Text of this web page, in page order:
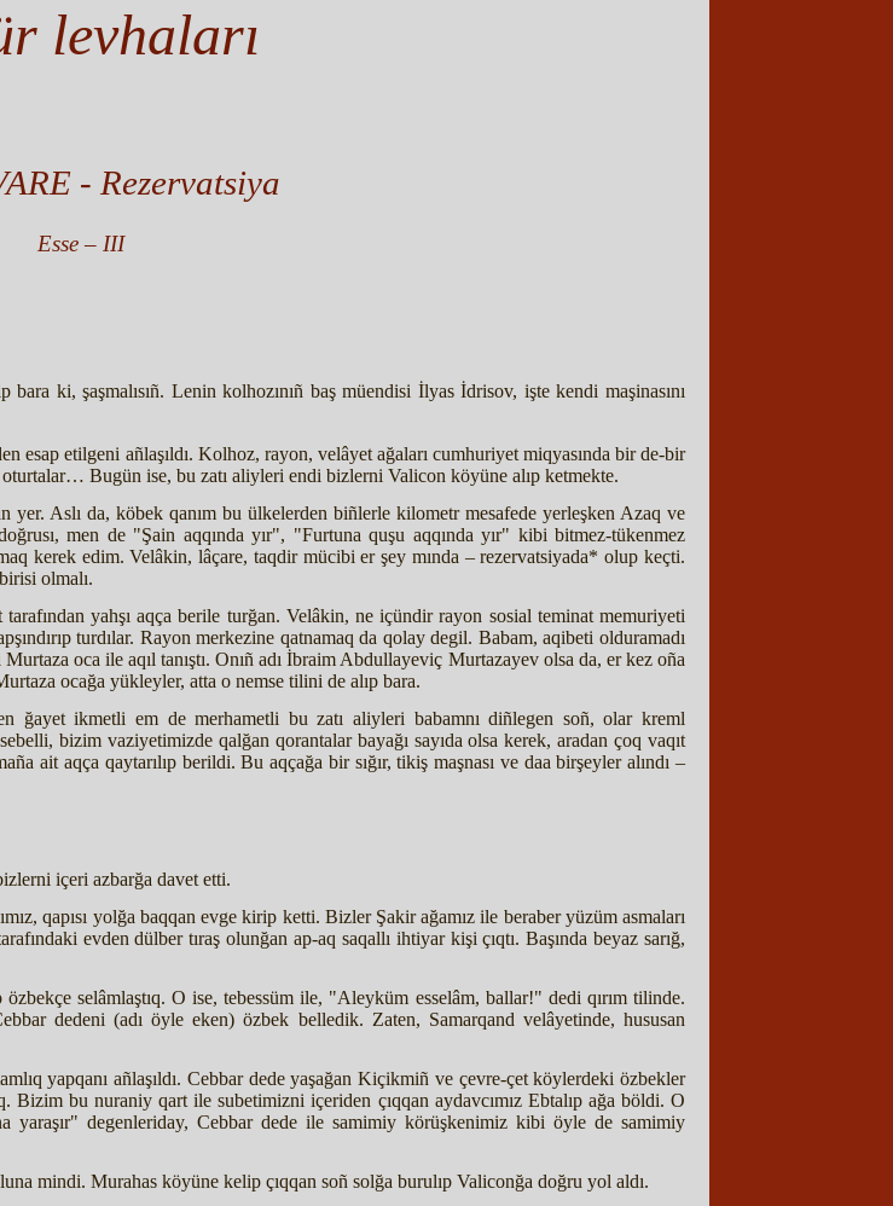
levhaları
- Rezervatsiya
Esse – III
ki, şaşmalısıñ. Lenin kolhozınıñ baş müendisi İlyas İdrisov, işte kendi maşinasını
esap etilgeni añlaşıldı. Kolhoz, rayon, velâyet ağaları cumhuriyet miqyasında bir de-bir
oturtalar… Bugün ise, bu zatı aliyleri endi bizlerni Valicon köyüne alıp ketmekte.
Aslı da, köbek qanım bu ülkelerden biñlerle kilometr mesafede yerleşken Azaq ve
men de "Şain aqqında yır", "Furtuna quşu aqqında yır" kibi bitmez-tükenmez
kerek edim. Velâkin, lâçare, taqdir mücibi er şey mında – rezervatsiyada* olup keçti.
olmalı.
yahşı aqça berile turğan. Velâkin, ne içündir rayon sosial teminat memuriyeti
turdılar. Rayon merkezine qatnamaq da qolay degil. Babam, aqibeti olduramadı
oca ile aqıl tanıştı. Onıñ adı İbraim Abdullayeviç Murtazayev olsa da, er kez oña
ocağa yükleyler, atta o nemse tilini de alıp bara.
ğayet ikmetli em de merhametli bu zatı aliyleri babamnı diñlegen soñ, olar kreml
bizim vaziyetimizde qalğan qorantalar bayağı sayıda olsa kerek, aradan çoq vaqıt
ait aqça qaytarılıp berildi. Bu aqçağa bir sığır, tikiş maşnası ve daa birşeyler alındı –
içeri azbarğa davet etti.
qapısı yolğa baqqan evge kirip ketti. Bizler Şakir ağamız ile beraber yüzüm asmaları
evden dülber tıraş olunğan ap-aq saqallı ihtiyar kişi çıqtı. Başında beyaz sarığ,
selâmlaştıq. O ise, tebessüm ile, "Aleyküm esselâm, ballar!" dedi qırım tilinde.
dedeni (adı öyle eken) özbek belledik. Zaten, Samarqand velâyetinde, hususan
yapqanı añlaşıldı. Cebbar dede yaşağan Kiçikmiñ ve çevre-çet köylerdeki özbekler
Bizim bu nuraniy qart ile subetimizni içeriden çıqqan aydavcımız Ebtalıp ağa böldi. O
degenleriday, Cebbar dede ile samimiy körüşkenimiz kibi öyle de samimiy
mindi. Murahas köyüne kelip çıqqan soñ solğa burulıp Valiconğa doğru yol aldı.